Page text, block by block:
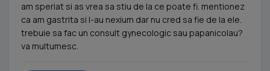
am speriat si as vrea sa stiu de la ce poate fi. mentionez
ca am gastrita si I-au nexium dar nu cred sa fie de la ele.
trebuie sa fac un consult gynecologic sau papanicolau?
va multumesc.